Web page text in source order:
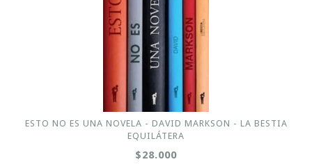
ESTO NO ES UNA NOVELA - DAVID MARKSON - LA BESTIA
EQUILÁTERA
$28.000